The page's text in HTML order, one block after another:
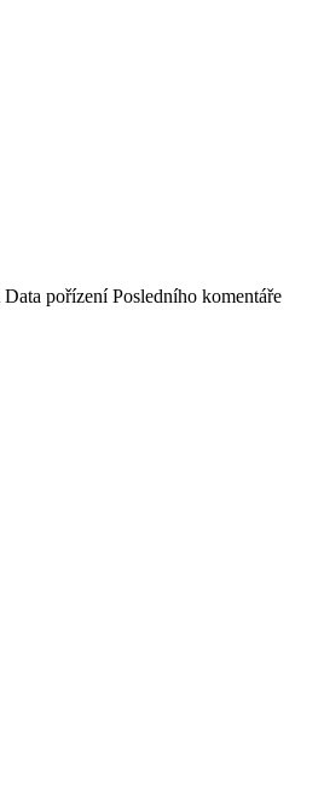
Data pořízení Posledního komentáře